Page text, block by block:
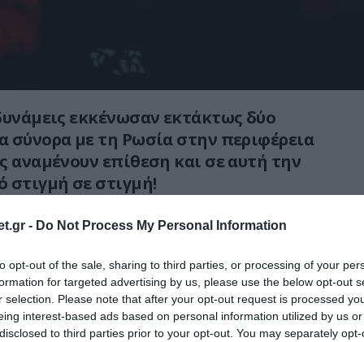
- Do Not Process My Personal Information
opt-out of the sale, sharing to third parties, or processing of your
for targeted advertising by us, please use the below opt-out
selection. Please note that after your opt-out request is processed
interest-based ads based on personal information utilized by us
to third parties prior to your opt-out. You may separately
εκκένωσαν εκτάκτως δύο
σύνορα με τη Ρωσία στην περιφέρεια
αναμένουν επίθεση και σε αυτή την
στιγμή σε στιγμή!
τις
έχει ιδιαίτερη σημασίαγια την ουκρανική
αποτελεί σιδηροδρομική
μεταφορικό κόμβο της περιοχής.